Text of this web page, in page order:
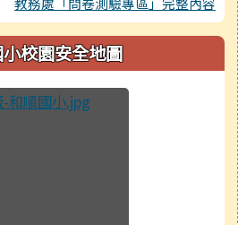
校園安全地圖